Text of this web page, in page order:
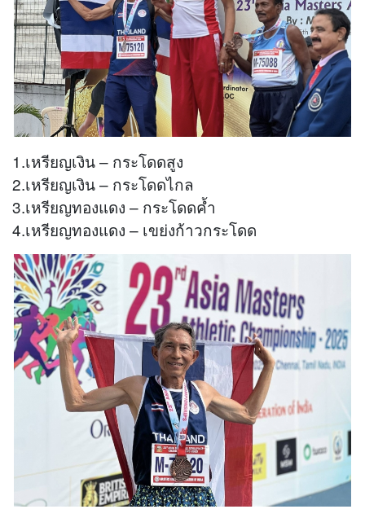
1.เหรียญเงิน – กระโดดสูง
2.เหรียญเงิน – กระโดดไกล
3.เหรียญทองแดง – กระโดดค้ำ
4.เหรียญทองแดง – เขย่งก้าวกระโดด